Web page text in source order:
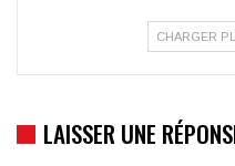
CHARGER
LAISSER UNE